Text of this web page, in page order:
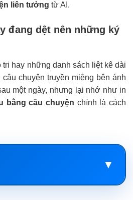
liên tưởng từ AI.
đang dệt nên những ký
hay những danh sách liệt kê dài
chuyện truyền miệng bên ánh
một ngày, nhưng lại nhớ như in
bằng câu chuyện chính là cách
▼